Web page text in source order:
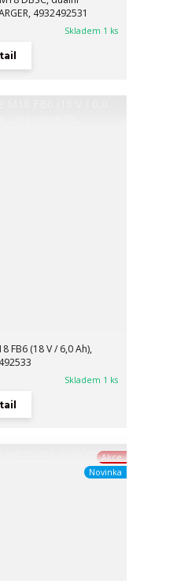
4932492531
Skladem 1 ks
FB6 (18 V / 6,0 Ah),
Skladem 1 ks
Akce
Novinka